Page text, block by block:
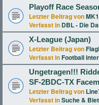
Playoff Race
Letzter Beitrag von
Verfasst in DBL - Die
X-League (Japan)
Letzter Beitrag von
Verfasst in Football
Ungetragen!!!
SF-2BDC-TX
Letzter Beitrag von
Verfasst inSuche &